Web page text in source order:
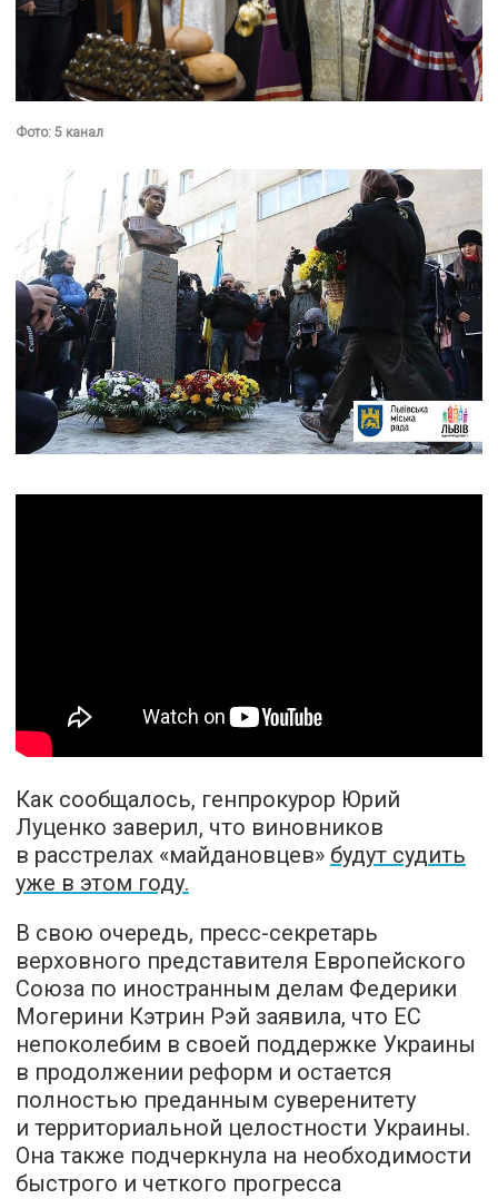
Фото: 5 канал
Как сообщалось, генпрокурор Юрий
Луценко заверил, что виновников
в расстрелах «майдановцев» будут судить
уже в этом году.
В свою очередь, пресс-секретарь
верховного представителя Европейского
Союза по иностранным делам Федерики
Могерини Кэтрин Рэй заявила, что ЕС
непоколебим в своей поддержке Украины
в продолжении реформ и остается
полностью преданным суверенитету
и территориальной целостности Украины.
Она также подчеркнула на необходимости
быстрого и четкого прогресса